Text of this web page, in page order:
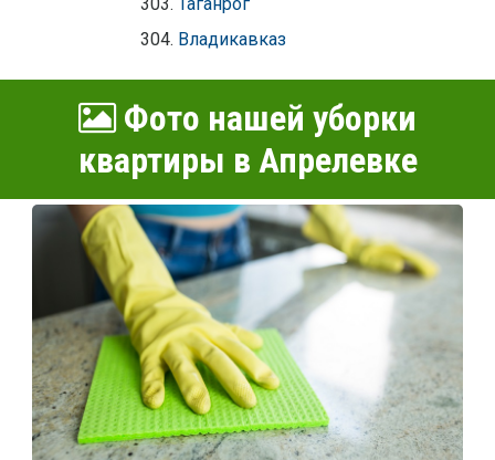
Владикавказ
Фото нашей уборки
квартиры в Апрелевке